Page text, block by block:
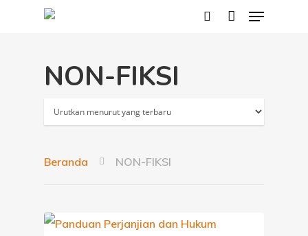
Hit enter to search or ESC to close
NON-FIKSI
Beranda NON-FIKSI